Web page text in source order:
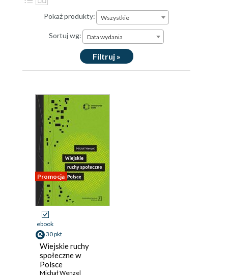
Pokaż produkty: Wszystkie
Sortuj wg: Data wydania
Filtruj »
Promocja
ebook
30 pkt
Wiejskie ruchy
społeczne w
Polsce
Michał Wenzel